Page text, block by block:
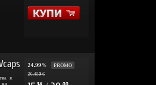
и
на
24.99% PROMO
20.450 €